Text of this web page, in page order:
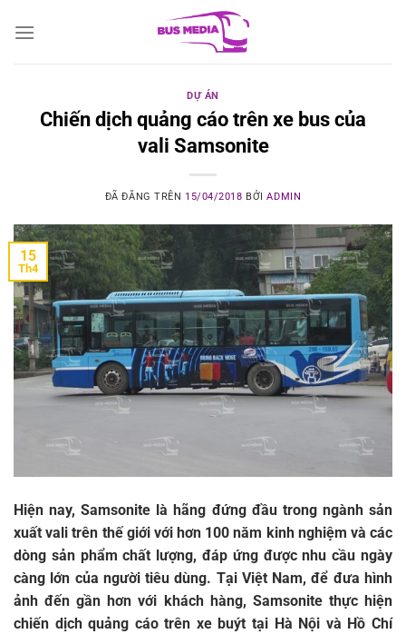
đến
DỰ ÁN
Chiến dịch quảng cáo trên xe bus của
vali Samsonite
ĐÃ ĐĂNG TRÊN 15/04/2018 BỞIADMIN
15
Th4
Hiện nay, Samsonite là hãng đứng đầu trong ngành sản
xuất vali trên thế giới với hơn 100 năm kinh nghiệm và các
dòng sản phẩm chất lượng, đáp ứng được nhu cầu ngày
càng lớn của người tiêu dùng. Tại Việt Nam,để đưa hình
ảnh đến gần hơn với khách hàng, Samsonite thực hiện
chiến dịch quảng cáo trên xe buýt tại Hà Nội và Hồ Chí